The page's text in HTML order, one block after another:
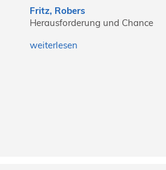
Fritz, Robers
Herausforderung und Chance
weiterlesen